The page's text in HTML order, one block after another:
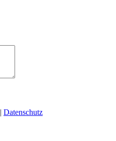
| Datenschutz